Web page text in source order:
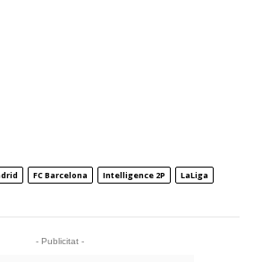
FC Barcelona Intelligence 2P
LaLiga
- Publicitat -